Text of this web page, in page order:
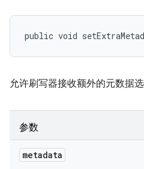
public void
允许刷写器接收额外的元数据选
参数
metadata